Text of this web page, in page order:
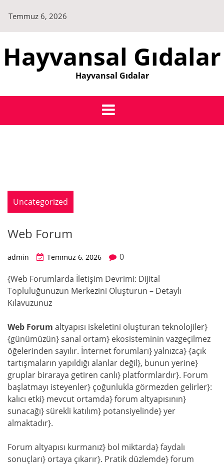
content
Temmuz 6, 2026
Hayvansal Gıdalar
Hayvansal Gıdalar
Uncategorized
Web Forum
admin Temmuz 6, 2026
0
{Web Forumlarda İletişim Devrimi: Dijital
Topluluğunuzun Merkezini Oluşturun – Detaylı
Kılavuzunuz
Web Forum altyapısı iskeletini oluşturan teknolojiler}
{günümüzün} sanal ortam} ekosisteminin vazgeçilmez
öğelerinden sayılır. İnternet forumları} yalnızca} {açık
tartışmaların yapıldığı alanlar değil}, bunun yerine}
gruplar biraraya getiren canlı} platformlardır}. Forum
başlatmayı isteyenler} çoğunlukla görmezden gelirler}:
kalıcı etki} mevcut ortamda} forum altyapısının}
sunacağı} sürekli katılım} potansiyelinde} yer
almaktadır}.
Forum altyapısı kurmanız} bol miktarda} faydalı
sonuçları} ortaya çıkarır}. Pratik düzlemde} forum